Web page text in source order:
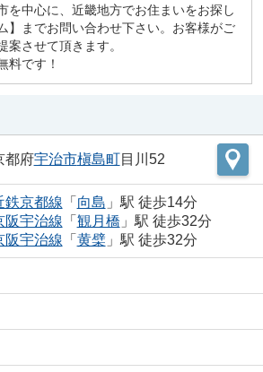
を中心に、近畿地方でお住まいをお探し
】までお問い合わせ下さい。お客様がご
案させて頂きます。
料です！
都府宇治市槇島町目川52
鉄京都線 「 向島 」駅 徒歩14分
阪宇治線 「 観月橋 」駅 徒歩32分
阪宇治線 「 黄檗」駅 徒歩32分